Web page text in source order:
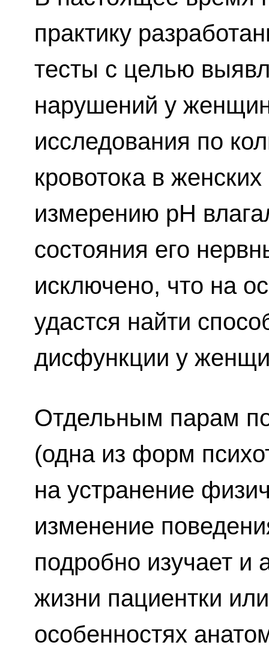
практику
тесты с целью
нарушений у
исследования по
кровотока в
измерению рН
состояния его
исключено, что на
удастся найти
дисфункции у
Отдельным парам
(одна из форм
на устранение
изменение
подробно изучает и
жизни пациентки
особенностях